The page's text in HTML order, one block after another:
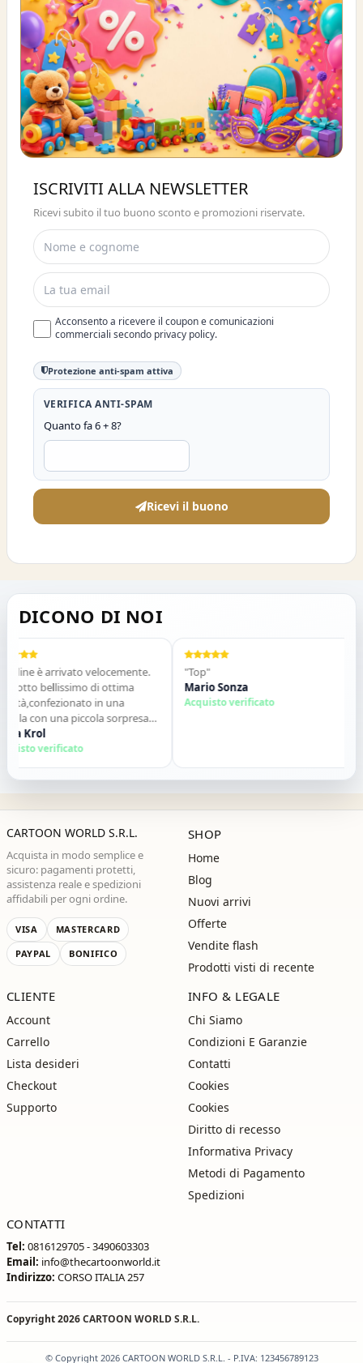
ISCRIVITI E OTTIENI SUBITO UNO
SCONTO DEL 10%
ISCRIVITI ALLA NEWSLETTER
Ricevi subito il tuo buono sconto e promozioni riservate.
Acconsento a ricevere il coupon e comunicazioni
commerciali secondo privacy policy.
Protezione anti-spam attiva
VERIFICA ANTI-SPAM
Quanto fa 6 + 8?
Ricevi il buono
DICONO DI NOI
è arrivato velocemente.
bellissimo di ottima
in una
con una piccola sorpresa
Tutto perfetto. Lo
vivamente. Grazie ,alla
verificato
"Top"
Mario Sonza
Acquisto verificato
CARTOON WORLD S.R.L.
Acquista in modo semplice e
sicuro: pagamenti protetti,
assistenza reale e spedizioni
affidabili per ogni ordine.
VISA
MASTERCARD
PAYPAL
BONIFICO
SHOP
Home
Blog
Nuovi arrivi
Offerte
Vendite flash
Prodotti visti di recente
CLIENTE
Account
Carrello
Lista desideri
Checkout
Supporto
INFO & LEGALE
Chi Siamo
Condizioni E Garanzie
Contatti
Cookies
Cookies
Diritto di recesso
Informativa Privacy
Metodi di Pagamento
Spedizioni
CONTATTI
Tel: 0816129705 - 3490603303
Email: info@thecartoonworld.it
Indirizzo: CORSO ITALIA 257
Copyright 2026CARTOON WORLD S.R.L.
© Copyright 2026 CARTOON WORLD S.R.L. - P.IVA: 123456789123